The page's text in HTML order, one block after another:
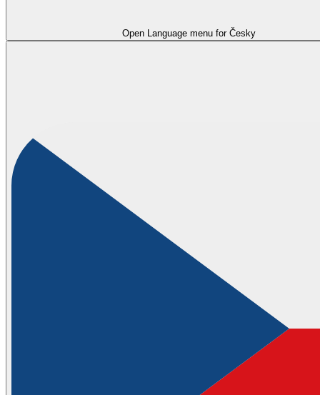
Open Language menu for Česky